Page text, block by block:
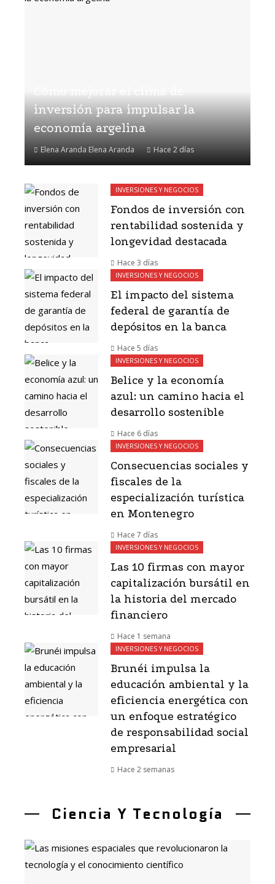
inversión para impulsar la
economía argelina
Elena Aranda Elena Aranda Hace 2 días
INVERSIONES Y NEGOCIOS
Fondos de inversión con
rentabilidad sostenida y
longevidad destacada
Hace 3 días
INVERSIONES Y NEGOCIOS
El impacto del sistema
federal de garantía de
depósitos en la banca
Hace 5 días
INVERSIONES Y NEGOCIOS
Belice y la economía
azul: un camino hacia el
desarrollo sostenible
Hace 6 días
INVERSIONES Y NEGOCIOS
Consecuencias sociales y
fiscales de la
especialización turística
en Montenegro
Hace 7 días
INVERSIONES Y NEGOCIOS
Las 10 firmas con mayor
capitalización bursátil en
la historia del mercado
financiero
Hace 1 semana
INVERSIONES Y NEGOCIOS
Brunéi impulsa la
educación ambiental y la
eficiencia energética con
un enfoque estratégico
de responsabilidad social
empresarial
Hace 2 semanas
Ciencia Y Tecnología